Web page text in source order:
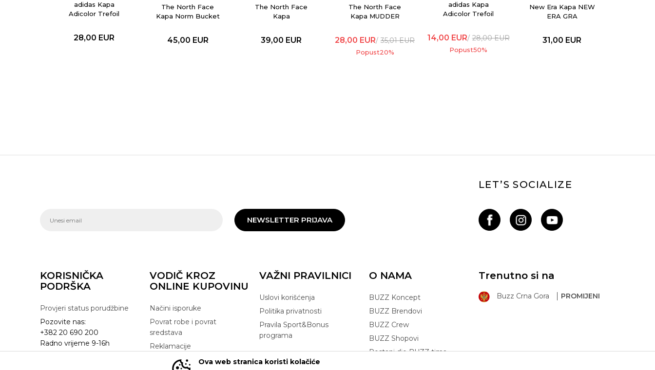
adidas Kapa
Adicolor Trefoil
28,00 EUR
The North Face
Kapa Norm Bucket
45,00 EUR
The North Face
Kapa
39,00 EUR
The North Face
Kapa MUDDER
28,00 EUR 35,01EUR
Popust20%
adidas Kapa
Adicolor Trefoil
14,00 EUR 28,00EUR
Popust50%
New Era Kapa NEW
ERA GRA
31,00 EUR
NEWSLETTER PRIJAVA
LET’S SOCIALIZE
KORISNIČKA
PODRŠKA
Provjeri status porudžbine
Pozovite nas:
+382 20 690 200
Radno vrijeme 9-16h
online@buzzsneakers.me
VODIČ KROZ
ONLINE KUPOVINU
Načini isporuke
Povrat robe i povrat
sredstava
Reklamacije
Zamjena artikla
VAŽNI PRAVILNICI
Uslovi korišćenja
Politika privatnosti
Pravila Sport&Bonus
programa
O NAMA
BUZZ Koncept
BUZZ Brendovi
BUZZ Crew
BUZZ Shopovi
Postani dio BUZZ tima
Trenutno si na
Buzz Crna Gora PROMIJENI
Ova web stranica koristi kolačiće